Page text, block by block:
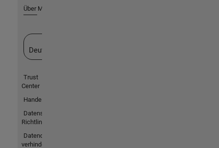
Über MathWorks
Deutschland
Trust
Center
Handelsmarken
Datenschutz-
Richtlinien
Datendiebstahl
verhindern